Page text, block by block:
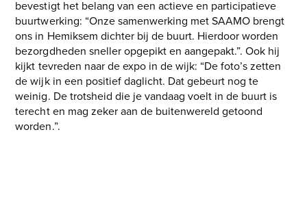
bevestigt het belang van een actieve en participatieve
buurtwerking: “Onze samenwerking met SAAMO brengt
ons in Hemiksem dichter bij de buurt. Hierdoor worden
bezorgdheden sneller opgepikt en aangepakt.”. Ook hij
kijkt tevreden naar de expo in de wijk: “De foto’s zetten
de wijk in een positief daglicht. Dat gebeurt nog te
weinig. De trotsheid die je vandaag voelt in de buurt is
terecht en mag zeker aan de buitenwereld getoond
worden.”.